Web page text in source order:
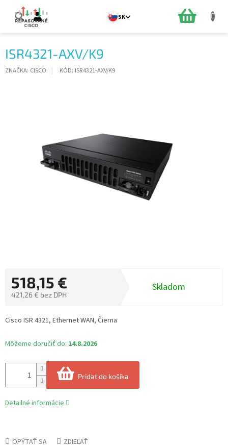
obsah
SK
ISR4321-AXV/K9
ZNAČKA: CISCO KÓD: ISR4321-AXV/K9
518,15 €
421,26 € bez DPH
cena:
Skladom
Môžeme doručiť do: 14.8.2026
Pridať do košíka
Cisco ISR 4321, Ethernet WAN, Čierna
Detailné informácie
OPÝTAŤ SA ZDIEĽAŤ